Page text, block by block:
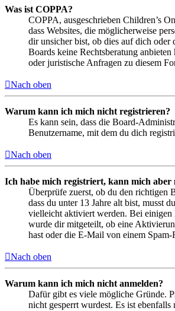
Was ist COPPA?
COPPA, ausgeschrieben Children’s
dass Websites, die möglicherweise
dir unsicher bist, ob dies auf dich oder
Boards keine Rechtsberatung
oder juristische Anfragen zu diesem
Nach oben
Warum kann ich mich nicht registrieren?
Es kann sein, dass die Board-
Benutzername, mit dem du dich
Nach oben
Ich habe mich registriert, kann mich aber
Überprüfe zuerst, ob du den richtigen
dass du unter 13 Jahre alt bist, musst
vielleicht aktiviert werden. Bei einigen
wurde dir mitgeteilt, ob eine
hast oder die E-Mail von einem
Nach oben
Warum kann ich mich nicht anmelden?
Dafür gibt es viele mögliche Gründe.
nicht gesperrt wurdest. Es ist